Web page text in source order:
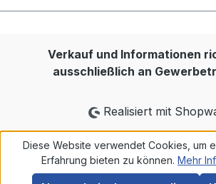
Verkauf und Informationen
ausschließlich an
Realisiert mit
Diese Website verwendet Cookies, um
Erfahrung bieten zu können. Mehr